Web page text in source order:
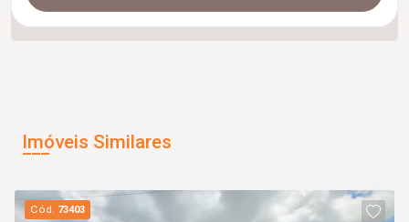
Imóveis Similares
Cód. 73403